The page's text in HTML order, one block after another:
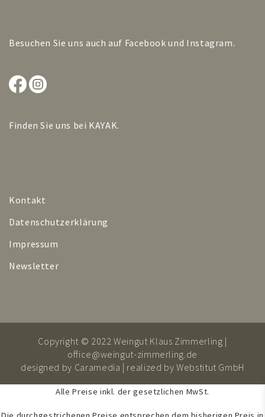
Besuchen Sie uns auch auf Facebook und Instagram.
Finden Sie uns bei KAYAK.
Kontakt
Datenschutzerklärung
Impressum
Newsletter
Copyright © 2022 Weingut Klaus Zimmerling |
office@weingut-zimmerling.de
designed by Caramedia | realized byWebstitut GmbH
Alle Preise inkl. der gesetzlichen MwSt.